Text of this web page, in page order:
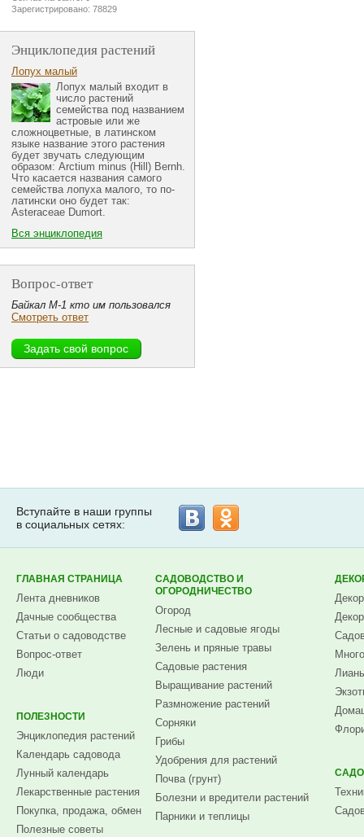
Зарегистрировано: 78829
Энциклопедия растений
Лопух малый
Лопух малый входит в
число растений
семейства под названием
астровые или же
сложноцветные, в латинском
языке название этого растения
будет звучать следующим
образом: Arctium minus (Hill) Bernh.
Что касается названия самого
семейства лопуха малого, то по-
латински оно будет так:
Asteraceae Dumort.
Вся энциклопедия
Вопрос-ответ
Байкал М-1 кто им пользовался
Смотреть ответ
Вступайте в наши группы
в социальных сетях:
ГЛАВНАЯ СТРАНИЦА
Лента дневников
Дачные сообщества
Статьи о садоводстве
Вопрос-ответ
Люди
ПОЛЕЗНОСТИ
Энциклопедия растений
Календарь садовода
Лунный календарь
Лекарственные растения
Покупка, продажа, обмен
Полезные советы
САДОВОДСТВО И
ОГОРОДНИЧЕСТВО
Огород
Лесные и садовые ягоды
Зелень и пряные травы
Садовые растения
Выращивание растений
Размножение растений
Сорняки
Грибы
Удобрения для растений
Почва (грунт)
Болезни и вредители растений
Парники и теплицы